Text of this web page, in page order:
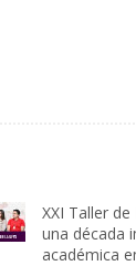
XXI Taller
una década
académica